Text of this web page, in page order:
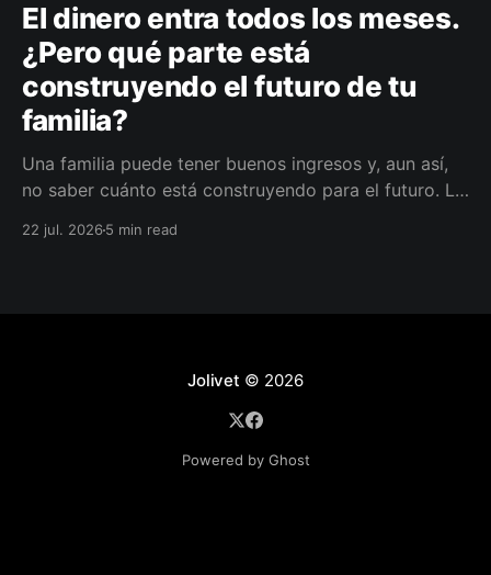
El dinero entra todos los meses.
¿Pero qué parte está
construyendo el futuro de tu
familia?
Una familia puede tener buenos ingresos y, aun así,
no saber cuánto está construyendo para el futuro. La
darle a cada parte del ingreso un propósito, un plazo
22 jul. 20265 min read
Jolivet © 2026
Powered by Ghost